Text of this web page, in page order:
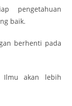
pengetahuan
baik.
berhenti pada
akan lebih